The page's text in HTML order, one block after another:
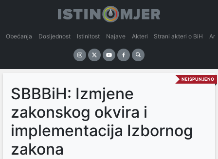
Obećanja Dosljednost Istinitost Najave Akteri Strani akteri o BiH
NEISPUNJENO
SBBBiH: Izmjene
zakonskog okvira i
implementacija Izbornog
zakona